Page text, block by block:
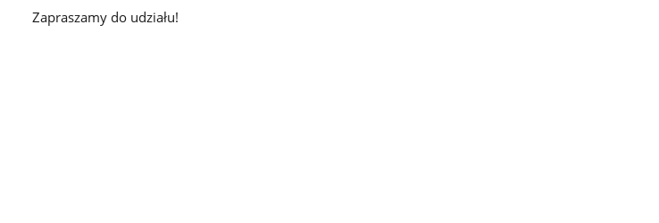
Zapraszamy do udziału!